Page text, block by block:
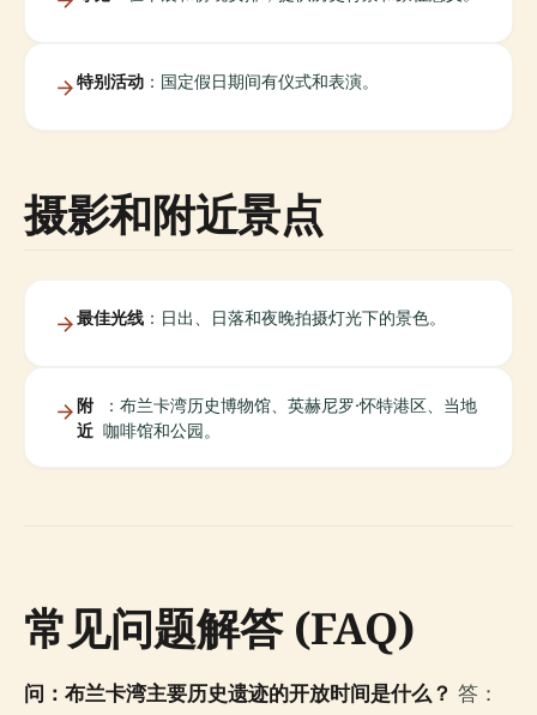
特别活动 ：国定假日期间有仪式和表演。
摄影和附近景点
最佳光线 ：日出、日落和夜晚拍摄灯光下的景色。
附
近
：布兰卡湾历史博物馆、英赫尼罗·怀特港区、当地
咖啡馆和公园。
常见问题解答 (FAQ)
问：布兰卡湾主要历史遗迹的开放时间是什么？ 答：